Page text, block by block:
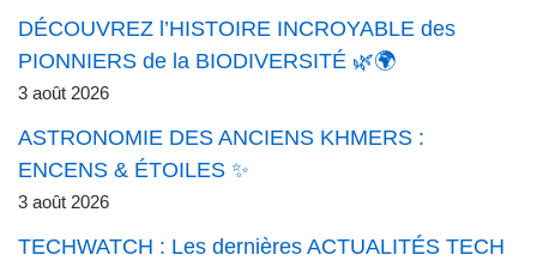
DÉCOUVREZ l’HISTOIRE INCROYABLE des
PIONNIERS de la BIODIVERSITÉ 🌿🌍
3 août 2026
ASTRONOMIE DES ANCIENS KHMERS :
ENCENS & ÉTOILES ✨
3 août 2026
TECHWATCH : Les dernières ACTUALITÉS TECH